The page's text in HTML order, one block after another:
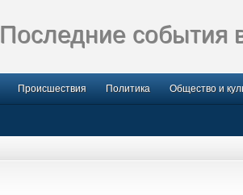
Последние события
Происшествия Политика Общество и